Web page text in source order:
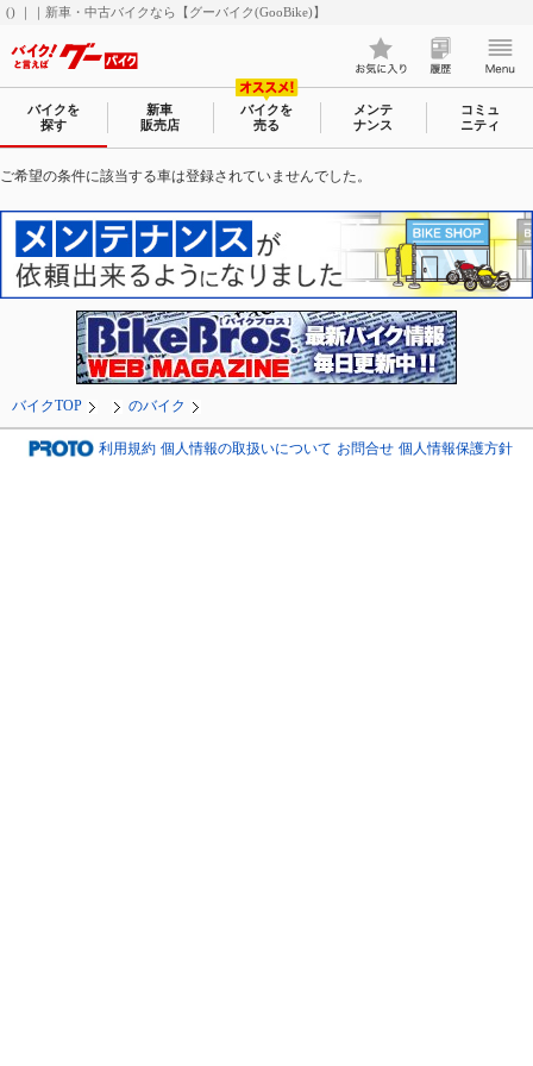
() ｜｜新車・中古バイクなら【グーバイク(GooBike)】
バイクを
探す
新車
販売店
バイクを
売る
メンテ
ナンス
コミュ
ニティ
ご希望の条件に該当する車は登録されていませんでした。
バイクTOP のバイク
利用規約 個人情報の取扱いについて お問合せ 個人情報保護方針